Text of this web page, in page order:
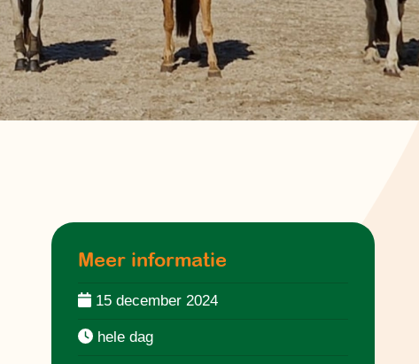
Meer informatie
15 december 2024
hele dag